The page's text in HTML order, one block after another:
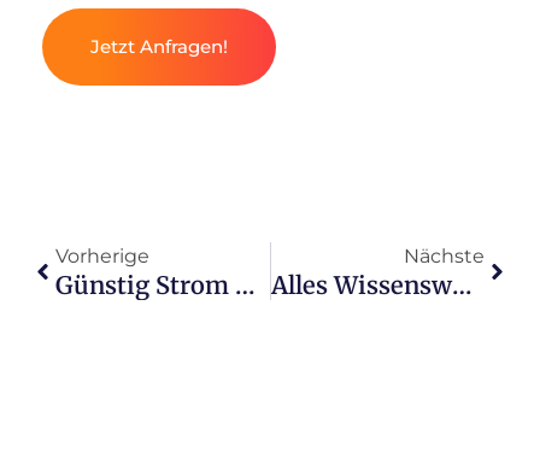
Jetzt Anfragen!
Vorherige
Günstig Strom bekommen und sparen – D&D Agentur hilft
Nächste
Alles Wissenswerte zu Strom & Gas – D&D Agentur